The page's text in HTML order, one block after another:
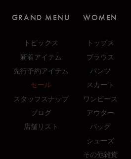
GRAND MENU
トピックス
新着アイテム
先行予約アイテム
セール
スタッフスナップ
ブログ
店舗リスト
WOMEN
トップス
ブラウス
パンツ
スカート
ワンピース
アウター
バッグ
シューズ
その他雑貨